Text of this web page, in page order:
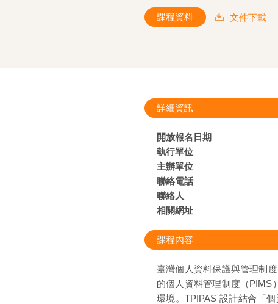
課程資料 文件下載
詳細資訊
開放報名日期
執行單位
主辦單位
聯絡電話
聯絡人
相關網址
課程內容
臺灣個人資料保護與管理制
的個人資料管理制度（PIMS
環境。TPIPAS 設計結合「